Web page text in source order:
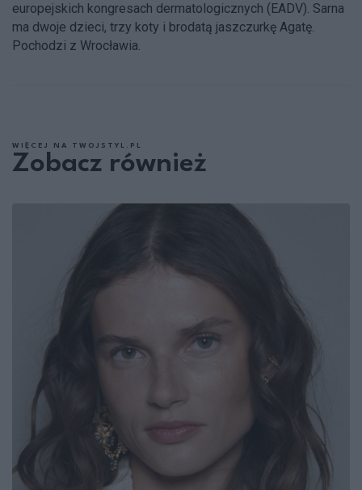
europejskich kongresach dermatologicznych (EADV). Sarna
ma dwoje dzieci, trzy koty i brodatą jaszczurkę Agatę.
Pochodzi z Wrocławia.
WIĘCEJ NA TWOJSTYL.PL
Zobacz również